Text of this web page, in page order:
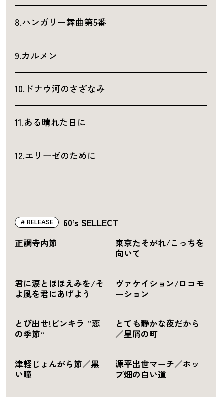
8.ハンガリー舞曲第5番
9.カルメン
10.ドナウ河のさざなみ
11.ある晴れた日に
12.エリーゼのために
60’s SELLECT
RELEASE
正調寺内節
東京たそがれ/こっちを
向いて
君に涙とほほえみを/そ
よ風を君にあげよう
ヴァケイション/ロコモ
ーション
とび出せ!ピンキラ “恋
の季節”
とても静かな夜だから
／星屑の町
津軽じょんがら節／黒
い瞳
源平出世マーチ／ホッ
プ畑の白い道